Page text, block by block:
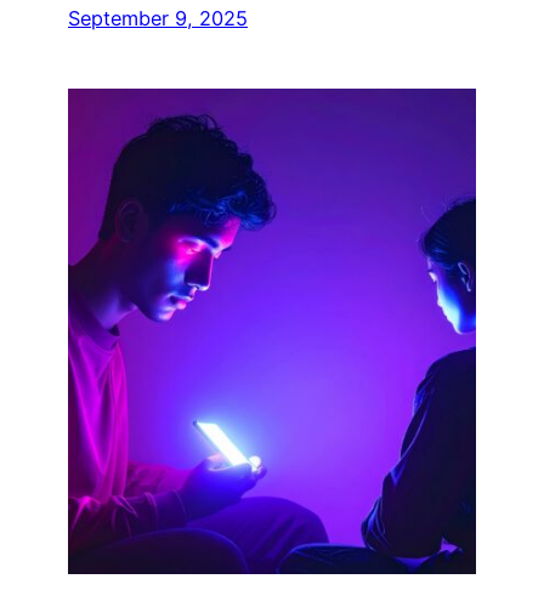
September 9, 2025